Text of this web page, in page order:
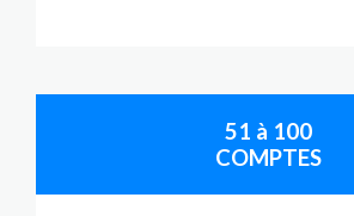
51 à 100
COMPTES